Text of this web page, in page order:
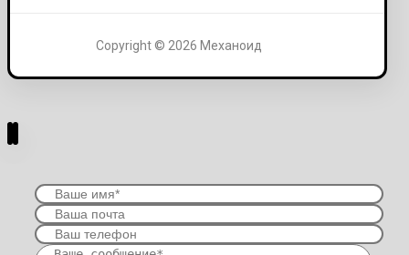
Copyright © 2026 Механоид